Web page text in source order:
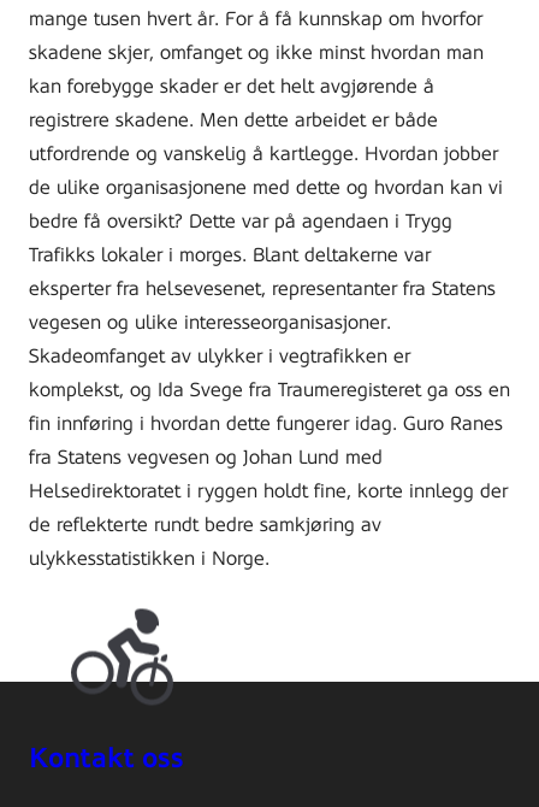
mange tusen hvert år. For å få kunnskap om hvorfor
skadene skjer, omfanget og ikke minst hvordan man
kan forebygge skader er det helt avgjørende å
registrere skadene. Men dette arbeidet er både
utfordrende og vanskelig å kartlegge. Hvordan jobber
de ulike organisasjonene med dette og hvordan kan vi
bedre få oversikt? Dette var på agendaen i Trygg
Trafikks lokaler i morges. Blant deltakerne var
eksperter fra helsevesenet, representanter fra Statens
vegesen og ulike interesseorganisasjoner.
Skadeomfanget av ulykker i vegtrafikken er
komplekst, og Ida Svege fra Traumeregisteret ga oss en
fin innføring i hvordan dette fungerer idag. Guro Ranes
fra Statens vegvesen og Johan Lund med
Helsedirektoratet i ryggen holdt fine, korte innlegg der
de reflekterte rundt bedre samkjøring av
ulykkesstatistikken i Norge.
Kontakt oss